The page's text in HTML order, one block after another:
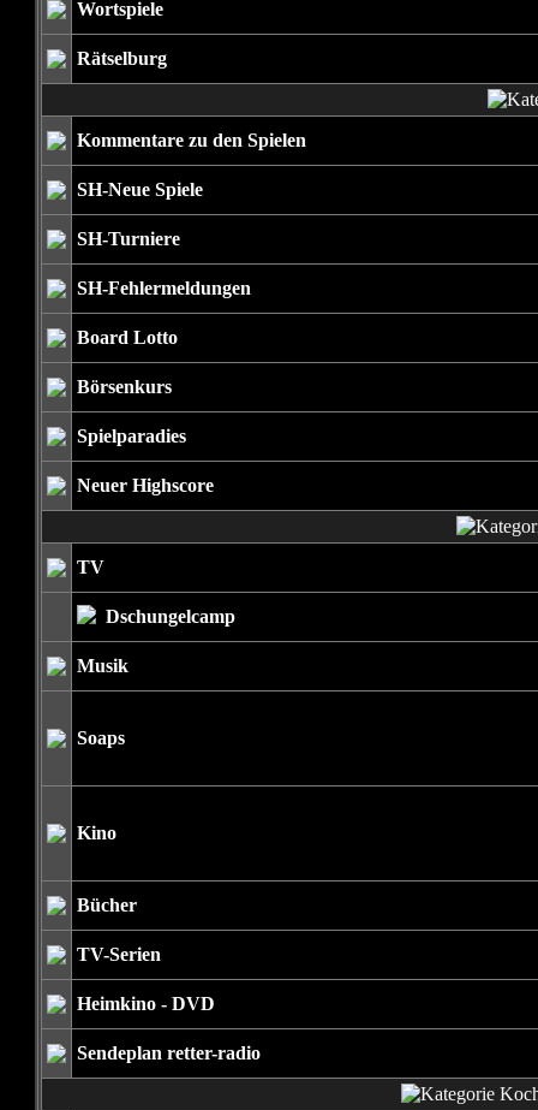
Wortspiele
Rätselburg
Kommentare zu den Spielen
SH-Neue Spiele
SH-Turniere
SH-Fehlermeldungen
Board Lotto
Börsenkurs
Spielparadies
Neuer Highscore
TV
Dschungelcamp
Musik
Soaps
Kino
Bücher
TV-Serien
Heimkino - DVD
Sendeplan retter-radio